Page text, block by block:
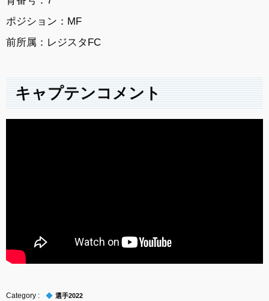
ポジション：MF
前所属：レジスタFC
キャプテンコメント
選手2022